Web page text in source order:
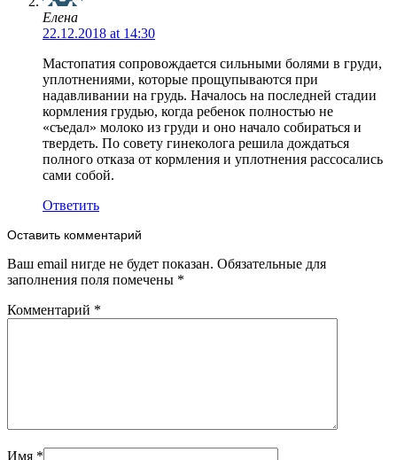
Елена
22.12.2018 at 14:30
Мастопатия сопровождается сильными болями в груди,
уплотнениями, которые прощупываются при
надавливании на грудь. Началось на последней стадии
кормления грудью, когда ребенок полностью не
«съедал» молоко из груди и оно начало собираться и
твердеть. По совету гинеколога решила дождаться
полного отказа от кормления и уплотнения рассосались
сами собой.
Ответить
Оставить комментарий
Ваш email нигде не будет показан. Обязательные для
заполнения поля помечены *
Комментарий *
Имя *